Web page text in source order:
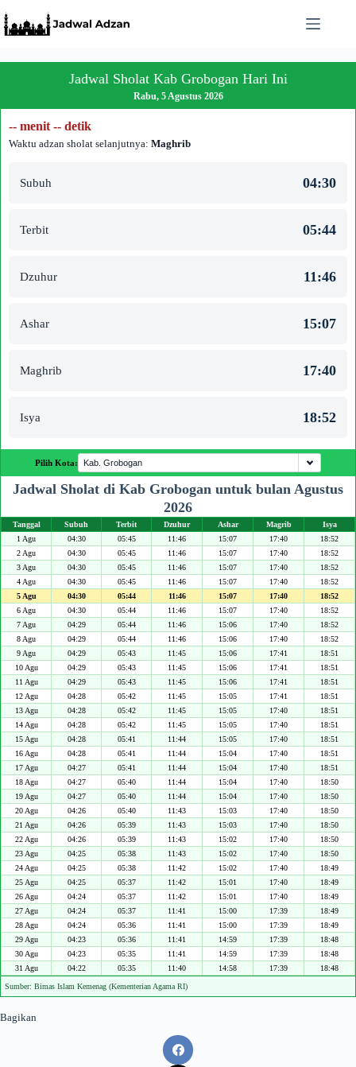
to
content
Jadwal Sholat Kab Grobogan Hari Ini
Rabu, 5 Agustus 2026
-- menit -- detik
Waktu adzan sholat selanjutnya: Maghrib
Subuh 04:30
Terbit 05:44
Dzuhur 11:46
Ashar 15:07
Maghrib 17:40
Isya 18:52
Pilih Kota:
Jadwal Sholat di Kab Grobogan untuk bulan Agustus
2026
Tanggal Subuh Terbit Dzuhur Ashar Magrib
Isya
1 Agu
04:30 05:45 11:46 15:07 17:40
18:52
2 Agu
04:30 05:45 11:46 15:07 17:40
18:52
3 Agu
04:30 05:45 11:46 15:07 17:40
18:52
4 Agu
04:30 05:45 11:46 15:07 17:40
18:52
5 Agu
04:30 05:44 11:46 15:07 17:40
18:52
6 Agu
04:30 05:44 11:46 15:07 17:40
18:52
7 Agu
04:29 05:44 11:46 15:06 17:40
18:52
8 Agu
04:29 05:44 11:46 15:06 17:40
18:52
9 Agu
04:29 05:43 11:45 15:06 17:41
18:51
10 Agu
04:29 05:43 11:45 15:06 17:41
18:51
11 Agu
04:29 05:43 11:45 15:06 17:41
18:51
12 Agu
04:28 05:42 11:45 15:05 17:41
18:51
13 Agu
04:28 05:42 11:45 15:05 17:40
18:51
14 Agu
04:28 05:42 11:45 15:05 17:40
18:51
15 Agu
04:28 05:41 11:44 15:05 17:40
18:51
16 Agu
04:28 05:41 11:44 15:04 17:40
18:51
17 Agu
04:27 05:41 11:44 15:04 17:40
18:51
18 Agu
04:27 05:40 11:44 15:04 17:40
18:50
19 Agu
04:27 05:40 11:44 15:04 17:40
18:50
20 Agu
04:26 05:40 11:43 15:03 17:40
18:50
21 Agu
04:26 05:39 11:43 15:03 17:40
18:50
22 Agu
04:26 05:39 11:43 15:02 17:40
18:50
23 Agu
04:25 05:38 11:43 15:02 17:40
18:50
24 Agu
04:25 05:38 11:42 15:02 17:40
18:49
25 Agu
04:25 05:37 11:42 15:01 17:40
18:49
26 Agu
04:24 05:37 11:42 15:01 17:40
18:49
27 Agu
04:24 05:37 11:41 15:00 17:39
18:49
28 Agu
04:24 05:36 11:41 15:00 17:39
18:49
29 Agu
04:23 05:36 11:41 14:59 17:39
18:48
30 Agu
04:23 05:35 11:41 14:59 17:39
18:48
31 Agu
04:22 05:35 11:40 14:58 17:39 18:48
Sumber: Bimas Islam Kemenag (Kementerian Agama RI)
Bagikan